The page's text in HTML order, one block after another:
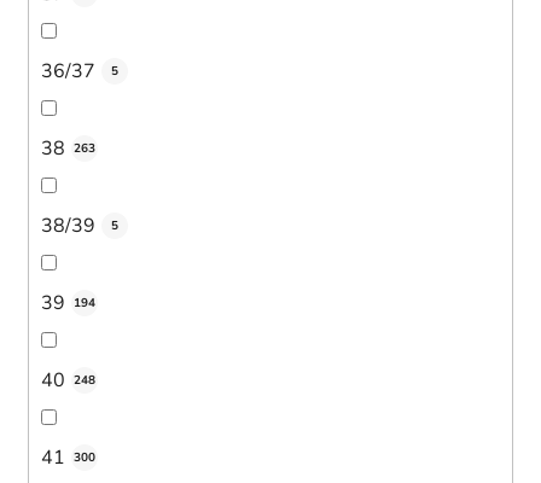
36/37 5
38 263
38/39 5
39 194
40 248
41 300